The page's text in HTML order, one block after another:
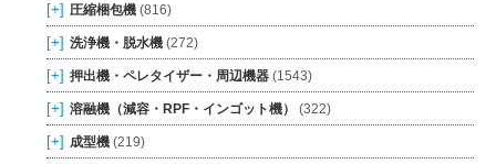
[+] 圧縮梱包機 (816)
[+] 洗浄機・脱水機 (272)
[+] 押出機・ペレタイザー・周辺機器 (1543)
[+] 溶融機（減容・RPF・インゴット機） (322)
[+] 成型機 (219)